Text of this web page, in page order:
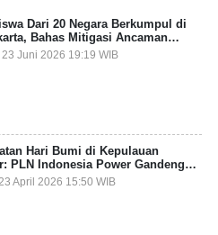
Dari 20 Negara Berkumpul di
Bahas Mitigasi Ancaman
Global
Juni 2026 19:19 WIB
Hari Bumi di Kepulauan
PLN Indonesia Power Gandeng
dan Komunitas, Giatkan Restorasi
April 2026 15:50 WIB